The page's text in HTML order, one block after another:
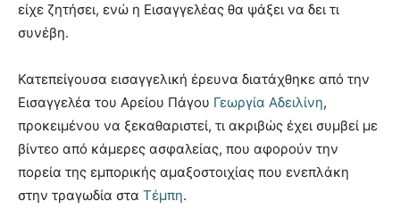
είχε ζητήσει, ενώ η Εισαγγελέας θα ψάξει να δει τι
συνέβη.
Κατεπείγουσα εισαγγελική έρευνα διατάχθηκε από την
Εισαγγελέα του Αρείου Πάγου Γεωργία Αδειλίνη,
προκειμένου να ξεκαθαριστεί, τι ακριβώς έχει συμβεί με
βίντεο από κάμερες ασφαλείας, που αφορούν την
πορεία της εμπορικής αμαξοστοιχίας που ενεπλάκη
στην τραγωδία στα Τέμπη.